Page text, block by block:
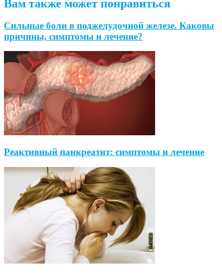
Вам также может понравиться
Сильные боли в поджелудочной железе. Каковы
причины, симптомы и лечение?
Реактивный панкреатит: симптомы и лечение